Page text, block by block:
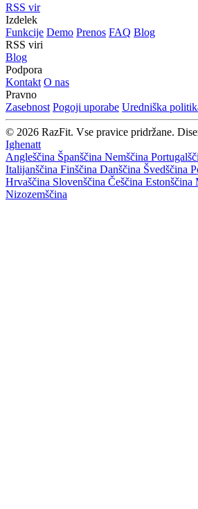
RSS vir
Izdelek
Funkcije Demo Prenos FAQ Blog
RSS viri
Blog
Podpora
Kontakt O nas
Pravno
Zasebnost Pogoji uporabe Uredniška
© 2026 RazFit. Vse pravice pridržane.
Ighenatt
Angleščina Španščina Nemščina
Italijanščina Finščina Danščina Švedščina
Hrvaščina Slovenščina Češčina Estonščina
Nizozemščina